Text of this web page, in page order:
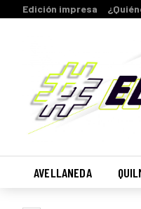
Edición impresa
AVELLANEDA